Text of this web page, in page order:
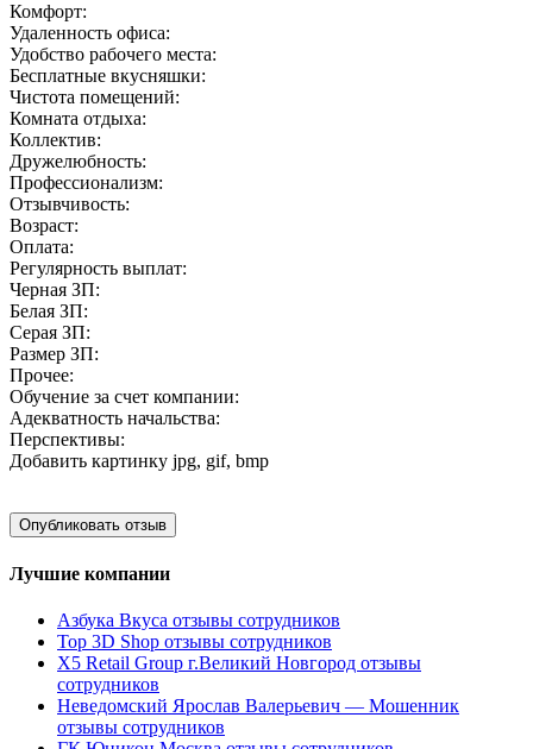
Комфорт:
Удаленность офиса:
Удобство рабочего места:
Бесплатные вкусняшки:
Чистота помещений:
Комната отдыха:
Коллектив:
Дружелюбность:
Профессионализм:
Отзывчивость:
Возраст:
Оплата:
Регулярность выплат:
Черная ЗП:
Белая ЗП:
Серая ЗП:
Размер ЗП:
Прочее:
Обучение за счет компании:
Адекватность начальства:
Перспективы:
Добавить картинку jpg, gif, bmp
Лучшие компании
Азбука Вкуса отзывы сотрудников
Top 3D Shop отзывы сотрудников
X5 Retail Group г.Великий Новгород отзывы
сотрудников
Неведомский Ярослав Валерьевич — Мошенник
отзывы сотрудников